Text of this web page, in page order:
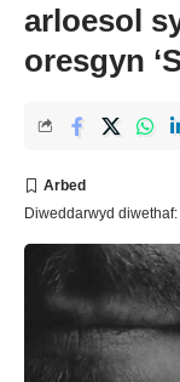
arloesol
oresgyn
Diweddarwyd